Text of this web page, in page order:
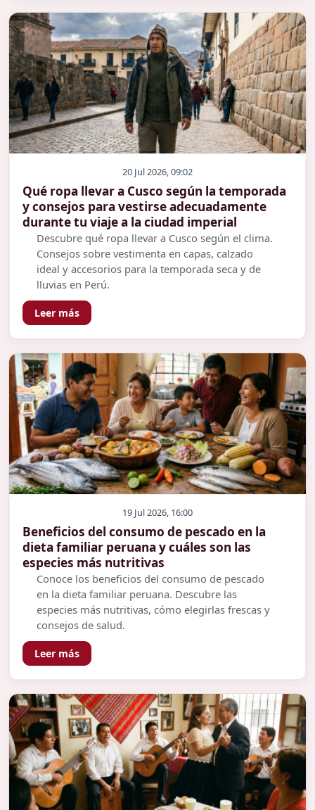
20 Jul 2026, 09:02
Qué ropa llevar a Cusco según la temporada
y consejos para vestirse adecuadamente
durante tu viaje a la ciudad imperial
Descubre qué ropa llevar a Cusco según el clima.
Consejos sobre vestimenta en capas, calzado
ideal y accesorios para la temporada seca y de
lluvias en Perú.
Leer más
19 Jul 2026, 16:00
Beneficios del consumo de pescado en la
dieta familiar peruana y cuáles son las
especies más nutritivas
Conoce los beneficios del consumo de pescado
en la dieta familiar peruana. Descubre las
especies más nutritivas, cómo elegirlas frescas y
consejos de salud.
Leer más